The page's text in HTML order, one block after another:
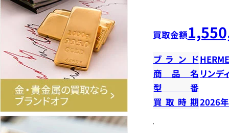
買取金額
ブランド
商品名 リンデ
型番
買取時期2026